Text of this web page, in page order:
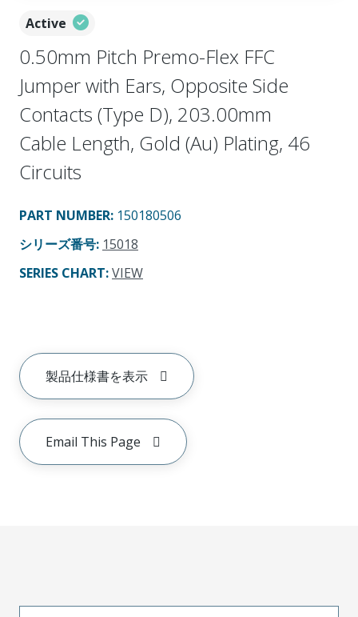
Active
0.50mm Pitch Premo-Flex FFC
Jumper with Ears, Opposite Side
Contacts (Type D), 203.00mm
Cable Length, Gold (Au) Plating, 46
Circuits
PART NUMBER: 150180506
シリーズ番号: 15018
SERIES CHART:VIEW
製品仕様書を表示
Email This Page